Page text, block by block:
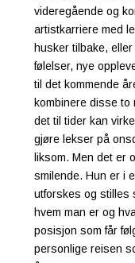
videregående og
artistkarriere med
husker tilbake,
følelser, nye
til det kommende
kombinere disse to
det til tider kan
gjøre lekser på
liksom. Men det er
smilende. Hun er i
utforskes og stilles
hvem man er og
posisjon som får
personlige reisen